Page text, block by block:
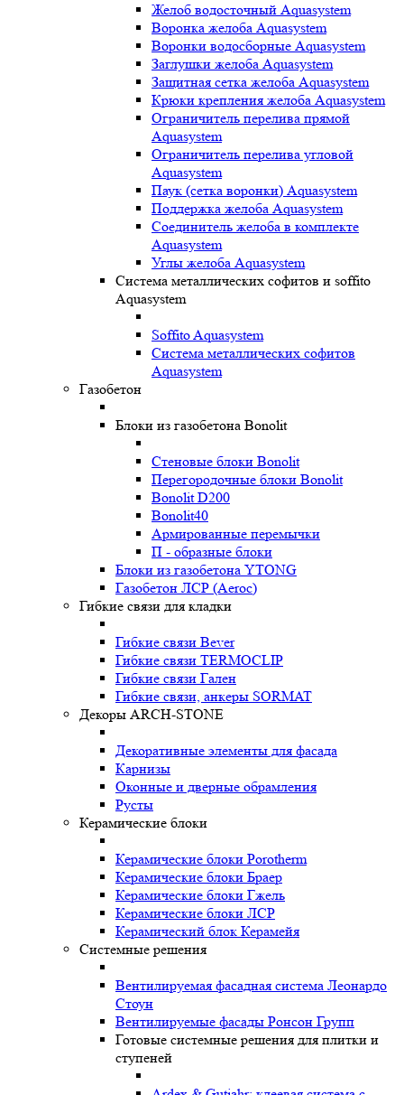
Желоб водосточный Aquasystem
Воронка желоба Aquasystem
Воронки водосборные Aquasystem
Заглушки желоба Aquasystem
Защитная сетка желоба Aquasystem
Крюки крепления желоба Aquasystem
Ограничитель перелива прямой
Aquasystem
Ограничитель перелива угловой
Aquasystem
Паук (сетка воронки) Aquasystem
Поддержка желоба Aquasystem
Соединитель желоба в комплекте
Aquasystem
Углы желоба Aquasystem
Система металлических софитов и soffito
Aquasystem
Soffito Aquasystem
Система металлических софитов
Aquasystem
Газобетон
Блоки из газобетона Bonolit
Стеновые блоки Bonolit
Перегородочные блоки Bonolit
Bonolit D200
Bonolit40
Армированные перемычки
П - образные блоки
Блоки из газобетона YTONG
Газобетон ЛСР (Aeroc)
Гибкие связи для кладки
Гибкие связи Bever
Гибкие связи TERMOCLIP
Гибкие связи Гален
Гибкие связи, анкеры SORMAT
Декоры ARCH-STONE
Декоративные элементы для фасада
Карнизы
Оконные и дверные обрамления
Русты
Керамические блоки
Керамические блоки Porotherm
Керамические блоки Браер
Керамические блоки Гжель
Керамические блоки ЛСР
Керамический блок Керамейя
Системные решения
Вентилируемая фасадная система Леонардо
Стоун
Вентилируемые фасады Ронсон Групп
Готовые системные решения для плитки и
ступеней